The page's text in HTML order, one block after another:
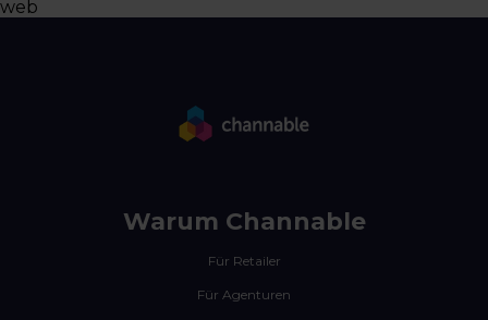
web
Warum Channable
Für Retailer
Für Agenturen